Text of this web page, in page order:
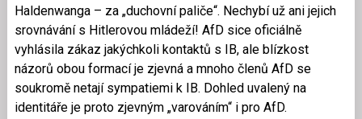
Haldenwanga – za „duchovní paliče“. Nechybí už ani jejich
srovnávání s Hitlerovou mládeží! AfD sice oficiálně
vyhlásila zákaz jakýchkoli kontaktů s IB, ale blízkost
názorů obou formací je zjevná a mnoho členů AfD se
soukromě netají sympatiemi k IB. Dohled uvalený na
identitáře je proto zjevným „varováním“ i pro AfD.